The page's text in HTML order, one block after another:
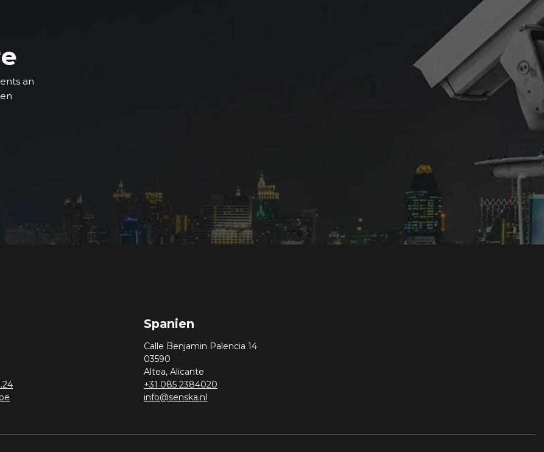
an
Spanien
Calle Benjamin Palencia 14
03590
Altea, Alicante
+31 085 2384020
info@senska.nl